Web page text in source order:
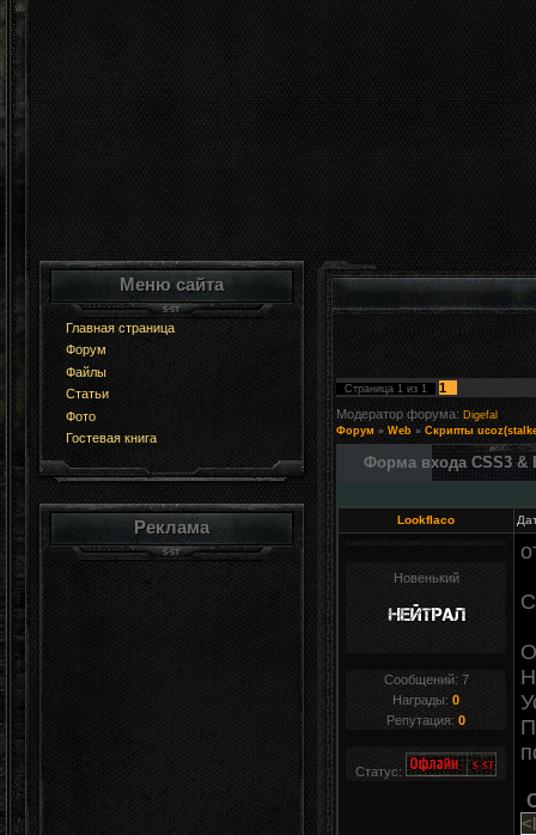
Меню сайта
Главная страница
Форум
Файлы
Статьи
Фото
Гостевая книга
Реклама
Страница 1 из 1
1
Модератор форума: Digefal
Форум » Web » Скрипты
Форма входа CSS3 &
Lookflaco
Новенький
Сообщений: 7
Награды: 0
Репутация: 0
Статус: